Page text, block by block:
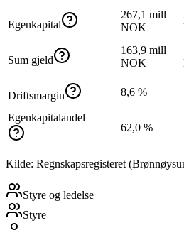
Egenkapital
267,1 mill
NOK
Sum gjeld
163,9 mill
NOK
Driftsmargin 8,6 %
Egenkapitalandel
62,0 %
Kilde: Regnskapsregisteret
Styre og ledelse
Styre